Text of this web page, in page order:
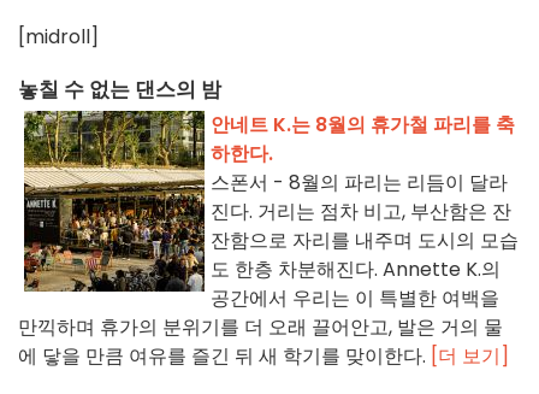
[midroll]
놓칠 수 없는 댄스의 밤
안네트 K.는 8월의 휴가철 파리를 축
하한다.
스폰서 - 8월의 파리는 리듬이 달라
진다. 거리는 점차 비고, 부산함은 잔
잔함으로 자리를 내주며 도시의 모습
도 한층 차분해진다. Annette K.의
공간에서 우리는 이 특별한 여백을
만끽하며 휴가의 분위기를 더 오래 끌어안고, 발은 거의 물
에 닿을 만큼 여유를 즐긴 뒤 새 학기를 맞이한다. [더 보기]